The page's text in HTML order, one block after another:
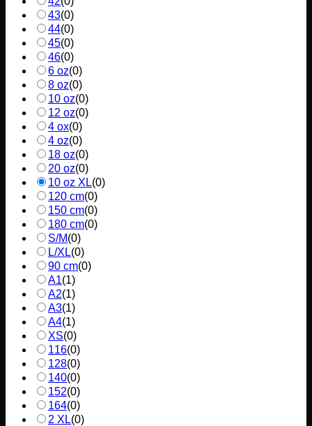
43(0)
44(0)
45(0)
46(0)
6 oz(0)
8 oz(0)
10 oz(0)
12 oz(0)
4 ox(0)
4 oz(0)
18 oz(0)
20 oz(0)
10 oz XL(0)
120 cm(0)
150 cm(0)
180 cm(0)
S/M(0)
L/XL(0)
90 cm(0)
A1(1)
A2(1)
A3(1)
A4(1)
XS(0)
116(0)
128(0)
140(0)
152(0)
164(0)
2 XL(0)